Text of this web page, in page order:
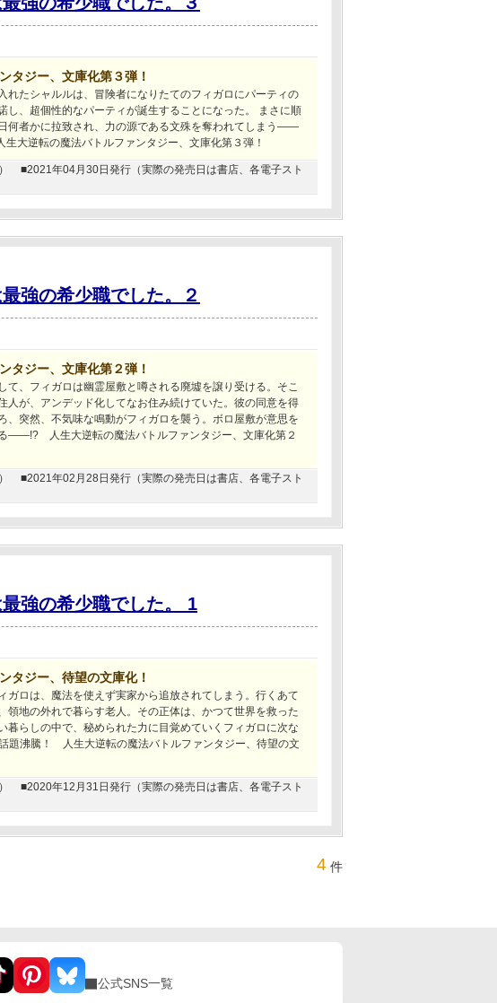
タジー、文庫化第３弾！
れたシャルルは、冒険者になりたてのフィガロにパーティの
し、超個性的なパーティが誕生することになった。 まさに順
何者かに拉致され、力の源である文殊を奪われてしまう――
大逆転の魔法バトルファンタジー、文庫化第３弾！
■2021年04月30日発行（実際の発売日は書店、各電子スト
強の希少職でした。２
タジー、文庫化第２弾！
て、フィガロは幽霊屋敷と噂される廃墟を譲り受ける。そこ
人が、アンデッド化してなお住み続けていた。彼の同意を得
、突然、不気味な鳴動がフィガロを襲う。ボロ屋敷が意思を
――!? 人生大逆転の魔法バトルファンタジー、文庫化第２
■2021年02月28日発行（実際の発売日は書店、各電子スト
強の希少職でした。 1
タジー、待望の文庫化！
ガロは、魔法を使えず実家から追放されてしまう。行くあて
領地の外れで暮らす老人。その正体は、かつて世界を救った
らしの中で、秘められた力に目覚めていくフィガロに次な
題沸騰！ 人生大逆転の魔法バトルファンタジー、待望の文
■2020年12月31日発行（実際の発売日は書店、各電子スト
4 件
公式SNS一覧